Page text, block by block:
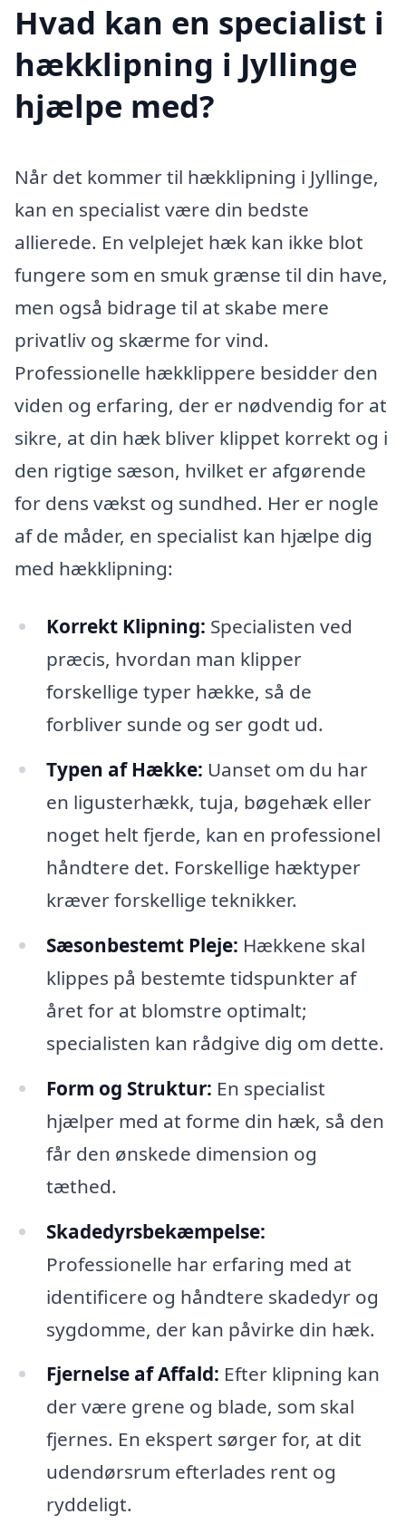
Hvad kan en specialist i
hækklipning i Jyllinge
hjælpe med?
Når det kommer til hækklipning i Jyllinge,
kan en specialist være din bedste
allierede. En velplejet hæk kan ikke blot
fungere som en smuk grænse til din have,
men også bidrage til at skabe mere
privatliv og skærme for vind.
Professionelle hækklippere besidder den
viden og erfaring, der er nødvendig for at
sikre, at din hæk bliver klippet korrekt og i
den rigtige sæson, hvilket er afgørende
for dens vækst og sundhed. Her er nogle
af de måder, en specialist kan hjælpe dig
med hækklipning:
Korrekt Klipning: Specialisten ved
præcis, hvordan man klipper
forskellige typer hække, så de
forbliver sunde og ser godt ud.
Typen af Hække: Uanset om du har
en ligusterhækk, tuja, bøgehæk eller
noget helt fjerde, kan en professionel
håndtere det. Forskellige hæktyper
kræver forskellige teknikker.
Sæsonbestemt Pleje: Hækkene skal
klippes på bestemte tidspunkter af
året for at blomstre optimalt;
specialisten kan rådgive dig om dette.
Form og Struktur: En specialist
hjælper med at forme din hæk, så den
får den ønskede dimension og
tæthed.
Skadedyrsbekæmpelse:
Professionelle har erfaring med at
identificere og håndtere skadedyr og
sygdomme, der kan påvirke din hæk.
Fjernelse af Affald: Efter klipning kan
der være grene og blade, som skal
fjernes. En ekspert sørger for, at dit
udendørsrum efterlades rent og
ryddeligt.